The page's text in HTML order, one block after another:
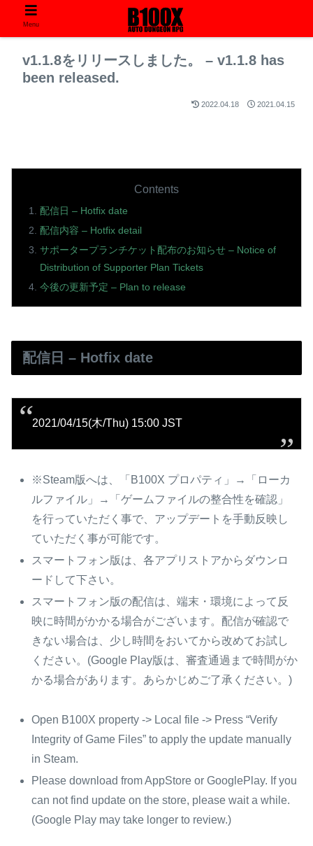
v1.1.8をリリースしました。 – v1.1.8 has
been released.
2022.04.18 2021.04.15
Contents
配信日 – Hotfix date
配信内容 – Hotfix detail
サポータープランチケット配布のお知らせ – Notice of
Distribution of Supporter Plan Tickets
今後の更新予定 – Plan to release
配信日 – Hotfix date
2021/04/15(木/Thu) 15:00 JST
※Steam版へは、「B100X プロパティ」→「ローカ
ルファイル」→「ゲームファイルの整合性を確認」
を行っていただく事で、アップデートを手動反映し
ていただく事が可能です。
スマートフォン版は、各アプリストアからダウンロ
ードして下さい。
スマートフォン版の配信は、端末・環境によって反
映に時間がかかる場合がございます。配信が確認で
きない場合は、少し時間をおいてから改めてお試し
ください。(Google Play版は、審査通過まで時間がか
かる場合があります。あらかじめご了承ください。)
Open B100X property -> Local file -> Press “Verify
Integrity of Game Files” to apply the update manually
in Steam.
Please download from AppStore or GooglePlay. If you
can not find update on the store, please wait a while.
(Google Play may take longer to review.)
Menu